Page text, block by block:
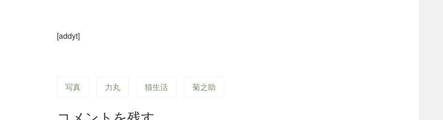
[addyt]
写真 力丸 猫生活 菊之助